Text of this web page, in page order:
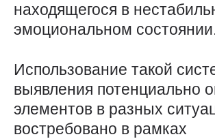
находящегося в
эмоциональном
Использование такой
выявления потенциально
элементов в разных
востребовано в рамках